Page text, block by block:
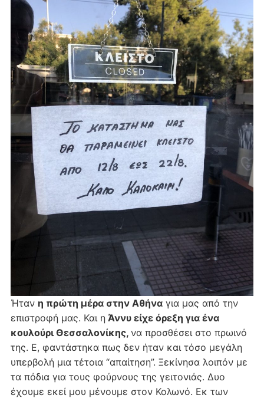
Ήταν η πρώτη μέρα στην Αθήναγια μας από την
επιστροφή μας. Και ηΆννυ είχε όρεξη για ένα
κουλούρι Θεσσαλονίκης, να προσθέσει στο πρωινό
της. Ε, φαντάστηκα πως δεν ήταν και τόσο μεγάλη
υπερβολή μια τέτοια “απαίτηση”. Ξεκίνησα λοιπόν με
τα πόδια για τους φούρνους της γειτονιάς. Δυο
έχουμε εκεί μου μένουμε στον Κολωνό. Εκ των